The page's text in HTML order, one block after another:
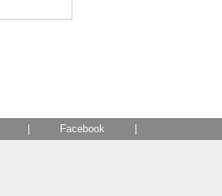
Facebook